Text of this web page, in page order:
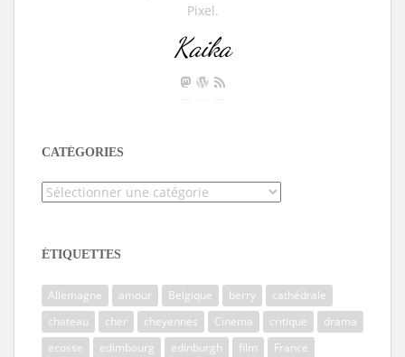
Pixel.
Kaika
CATÉGORIES
Catégories
ÉTIQUETTES
Allemagne amour Belgique berry
cathédrale
chateau
cher cheyennes Cinema critique
drama
ecosse
edimbourg edinburgh film
France